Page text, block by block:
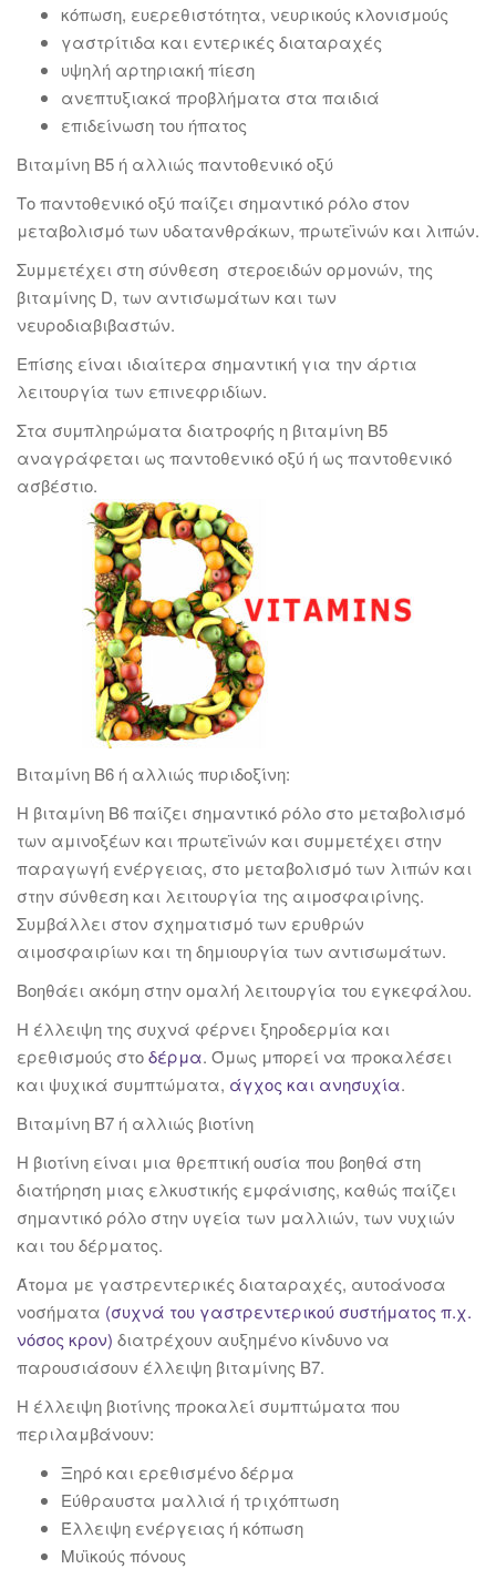
κόπωση, ευερεθιστότητα, νευρικούς κλονισμούς
γαστρίτιδα και εντερικές διαταραχές
υψηλή αρτηριακή πίεση
ανεπτυξιακά προβλήματα στα παιδιά
επιδείνωση του ήπατος
Βιταμίνη Β5 ή αλλιώς παντοθενικό οξύ
Το παντοθενικό οξύ παίζει σημαντικό ρόλο στον
μεταβολισμό των υδατανθράκων, πρωτεϊνών και λιπών.
Συμμετέχει στη σύνθεση στεροειδών ορμονών, της
βιταμίνης D, των αντισωμάτων και των
νευροδιαβιβαστών.
Επίσης είναι ιδιαίτερα σημαντική για την άρτια
λειτουργία των επινεφριδίων.
Στα συμπληρώματα διατροφής η βιταμίνη Β5
αναγράφεται ως παντοθενικό οξύ ή ως παντοθενικό
ασβέστιο.
Βιταμίνη Β6 ή αλλιώς πυριδοξίνη:
Η βιταμίνη Β6 παίζει σημαντικό ρόλο στο μεταβολισμό
των αμινοξέων και πρωτεϊνών και συμμετέχει στην
παραγωγή ενέργειας, στο μεταβολισμό των λιπών και
στην σύνθεση και λειτουργία της αιμοσφαιρίνης.
Συμβάλλει στον σχηματισμό των ερυθρών
αιμοσφαιρίων και τη δημιουργία των αντισωμάτων.
Βοηθάει ακόμη στην ομαλή λειτουργία του εγκεφάλου.
Η έλλειψη της συχνά φέρνει ξηροδερμία και
ερεθισμούς στοδέρμα. Όμως μπορεί να προκαλέσει
και ψυχικά συμπτώματα, άγχος και ανησυχία.
Βιταμίνη Β7 ή αλλιώς βιοτίνη
Η βιοτίνη είναι μια θρεπτική ουσία που βοηθά στη
διατήρηση μιας ελκυστικής εμφάνισης, καθώς παίζει
σημαντικό ρόλο στην υγεία των μαλλιών, των νυχιών
και του δέρματος.
Άτομα με γαστρεντερικές διαταραχές, αυτοάνοσα
νοσήματα (συχνά του γαστρεντερικού συστήματος π.χ.
νόσος κρον) διατρέχουν αυξημένο κίνδυνο να
παρουσιάσουν έλλειψη βιταμίνης Β7.
Η έλλειψη βιοτίνης προκαλεί συμπτώματα που
περιλαμβάνουν:
Ξηρό και ερεθισμένο δέρμα
Εύθραυστα μαλλιά ή τριχόπτωση
Έλλειψη ενέργειας ή κόπωση
Μυϊκούς πόνους